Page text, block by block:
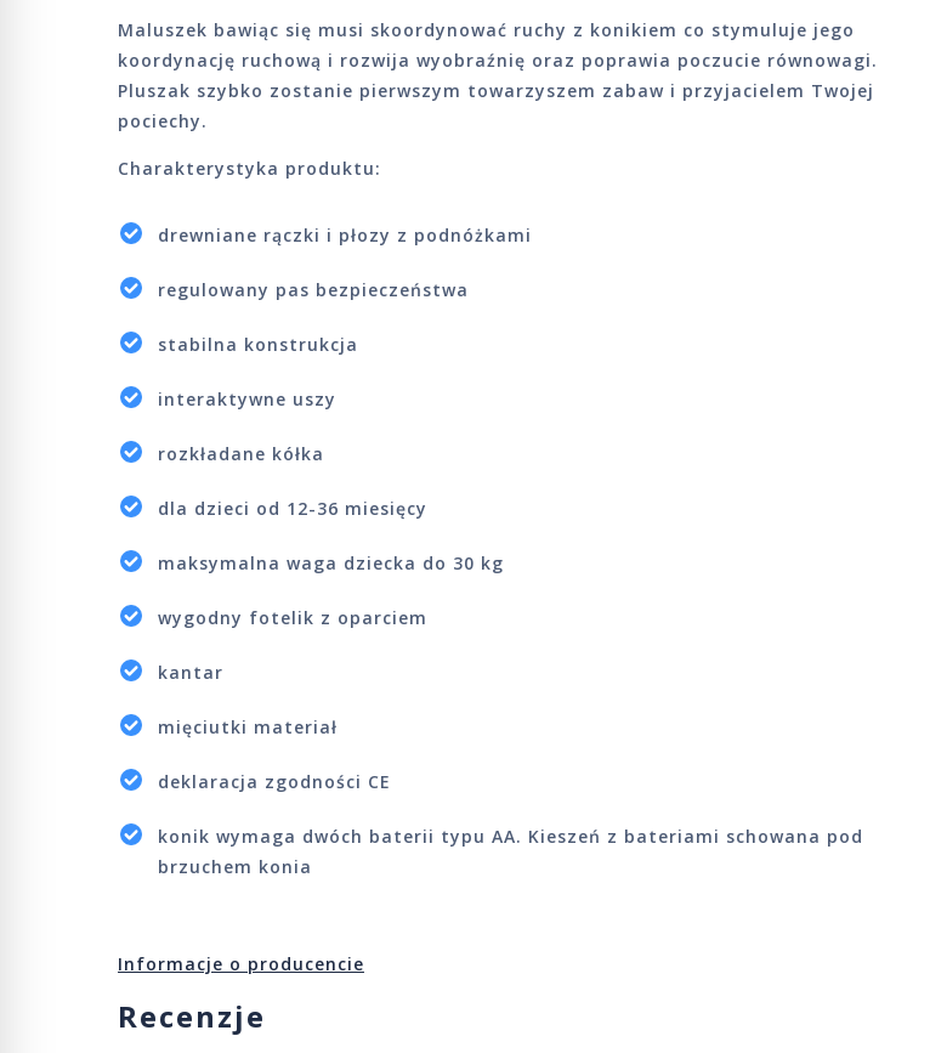
Maluszek bawiąc się musi skoordynować ruchy z konikiem co stymuluje jego
koordynację ruchową i rozwija wyobraźnię oraz poprawia poczucie równowagi.
Pluszak szybko zostanie pierwszym towarzyszem zabaw i przyjacielem Twojej
pociechy.
Charakterystyka produktu:
drewniane rączki i płozy z podnóżkami
regulowany pas bezpieczeństwa
stabilna konstrukcja
interaktywne uszy
rozkładane kółka
dla dzieci od 12-36 miesięcy
maksymalna waga dziecka do 30 kg
wygodny fotelik z oparciem
kantar
mięciutki materiał
deklaracja zgodności CE
konik wymaga dwóch baterii typu AA. Kieszeń z bateriami schowana pod
brzuchem konia
Informacje o producencie
Recenzje